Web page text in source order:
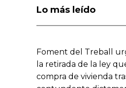
Lo más leído
Foment del Treball
la retirada de la ley
compra de vivienda